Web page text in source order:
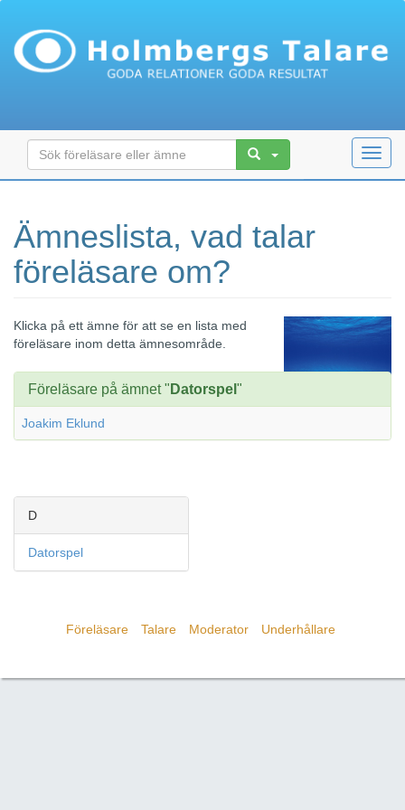
Ämneslista, vad talar
föreläsare om?
Klicka på ett ämne för att se en lista med
föreläsare inom detta ämnesområde.
Föreläsare på ämnet " Datorspel "
Joakim Eklund
D
Datorspel
Föreläsare Talare Moderator Underhållare